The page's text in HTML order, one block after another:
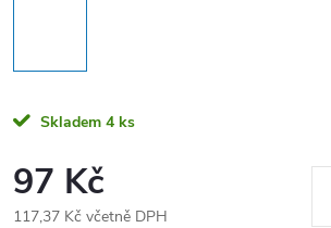
Skladem 4 ks
97 Kč
117,37 Kč včetně DPH